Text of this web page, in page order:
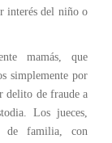
interés del niño o
mamás, que
simplemente por
delito de fraude a
Los jueces,
de familia, con